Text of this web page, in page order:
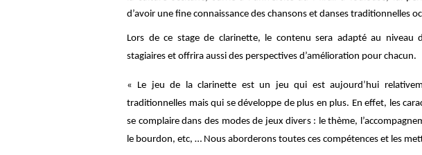
d’avoir une fine connaissance des chansons et danses traditionnelles
Lors de ce stage de clarinette, le contenu sera adapté au niveau
stagiaires et offrira aussi des perspectives d’amélioration pour chacun.
« Le jeu de la clarinette est un jeu qui est aujourd’hui
traditionnelles mais qui se développe de plus en plus. En effet, les
se complaire dans des modes de jeux divers : le thème,
le bourdon, etc, … Nous aborderons toutes ces compétences et les